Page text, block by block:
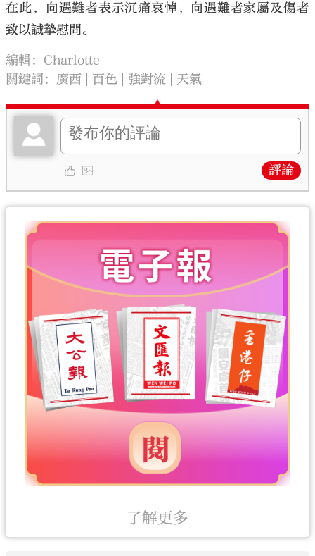
在此，向遇難者表示沉痛哀悼，向遇難者家屬及傷者
致以誠摯慰問。
編輯：Charlotte
關鍵詞： 廣西 百色 強對流 天氣
評論
了解更多